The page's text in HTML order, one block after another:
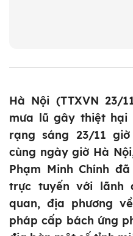
Hà Nội (TTXVN 23/
mưa lũ gây thiệt hại
rạng sáng 23/11
cùng ngày giờ Hà
Phạm Minh Chính
trực tuyến với lãnh
quan, địa phương
pháp cấp bách ứng